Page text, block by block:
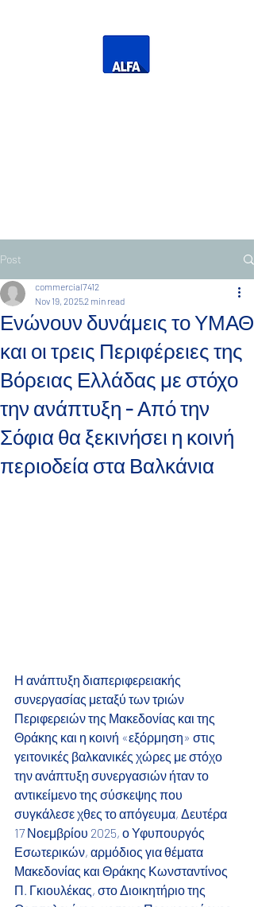
Post
Ενώνουν δυνάμεις το ΥΜΑΘ
και οι τρεις Περιφέρειες της
Βόρειας Ελλάδας με στόχο
την ανάπτυξη - Από την
Σόφια θα ξεκινήσει η κοινή
περιοδεία στα Βαλκάνια
commercial7412
Nov 19, 20252 min read
Η ανάπτυξη διαπεριφερειακής
συνεργασίας μεταξύ των τριών
Περιφερειών της Μακεδονίας και της
Θράκης και η κοινή «εξόρμηση» στις
γειτονικές βαλκανικές χώρες με στόχο
την ανάπτυξη συνεργασιών ήταν το
αντικείμενο της σύσκεψης που
συγκάλεσε χθες το απόγευμα, Δευτέρα
17 Νοεμβρίου 2025, ο Υφυπουργός
Εσωτερικών, αρμόδιος για θέματα
Μακεδονίας και Θράκης Κωνσταντίνος
Π. Γκιουλέκας, στο Διοικητήριο της